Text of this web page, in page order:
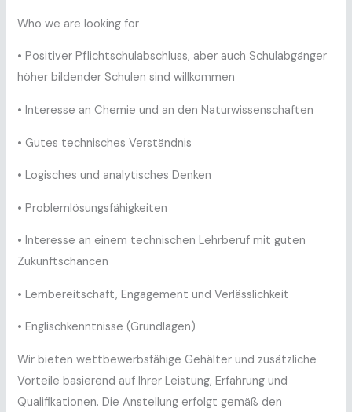
Who we are looking for
• Positiver Pflichtschulabschluss, aber auch Schulabgänger
höher bildender Schulen sind willkommen
• Interesse an Chemie und an den Naturwissenschaften
• Gutes technisches Verständnis
• Logisches und analytisches Denken
• Problemlösungsfähigkeiten
• Interesse an einem technischen Lehrberuf mit guten
Zukunftschancen
• Lernbereitschaft, Engagement und Verlässlichkeit
• Englischkenntnisse (Grundlagen)
Wir bieten wettbewerbsfähige Gehälter und zusätzliche
Vorteile basierend auf Ihrer Leistung, Erfahrung und
Qualifikationen. Die Anstellung erfolgt gemäß den